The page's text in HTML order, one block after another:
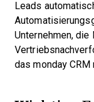
Leads
Unternehmen, die
das monday